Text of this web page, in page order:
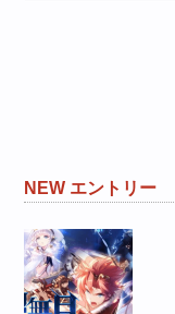
NEW エントリー